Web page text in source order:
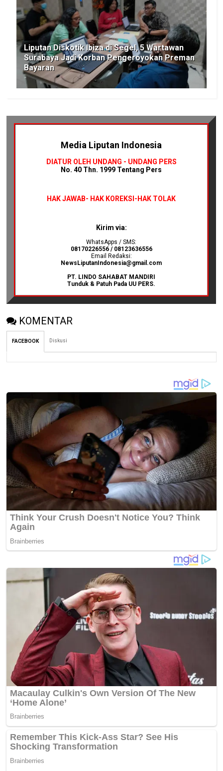
Liputan Diskotik Ibiza di Segel, 5 Wartawan
Surabaya Jadi Korban Pengeroyokan Preman
Bayaran
Media Liputan Indonesia
DIATUR OLEH UNDANG - UNDANG PERS
No. 40 Thn. 1999 Tentang Pers
HAK JAWAB- HAK KOREKSI-HAK TOLAK
Kirim via:
WhatsApps / SMS:
08170226556 / 08123636556
Email Redaksi:
NewsLiputanIndonesia@gmail.com
PT. LINDO SAHABAT MANDIRI
Tunduk & Patuh Pada UU PERS.
KOMENTAR
FACEBOOK Diskusi